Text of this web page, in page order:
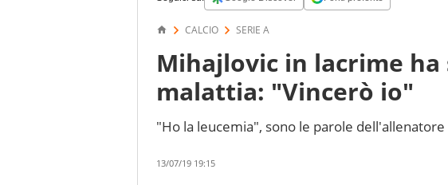
CALCIO SERIE A
Mihajlovic in lacrime ha
malattia: "Vincerò io"
"Ho la leucemia", sono le parole dell'allenatore
13/07/19 19:15